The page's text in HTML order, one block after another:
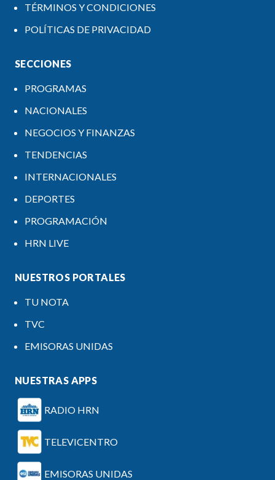
TÉRMINOS Y CONDICIONES
POLÍTICAS DE PRIVACIDAD
SECCIONES
PROGRAMAS
NACIONALES
NEGOCIOS Y FINANZAS
TENDENCIAS
INTERNACIONALES
DEPORTES
PROGRAMACIÓN
HRN LIVE
NUESTROS PORTALES
TU NOTA
TVC
EMISORAS UNIDAS
NUESTRAS APPS
RADIO HRN
TELEVICENTRO
EMISORAS UNIDAS